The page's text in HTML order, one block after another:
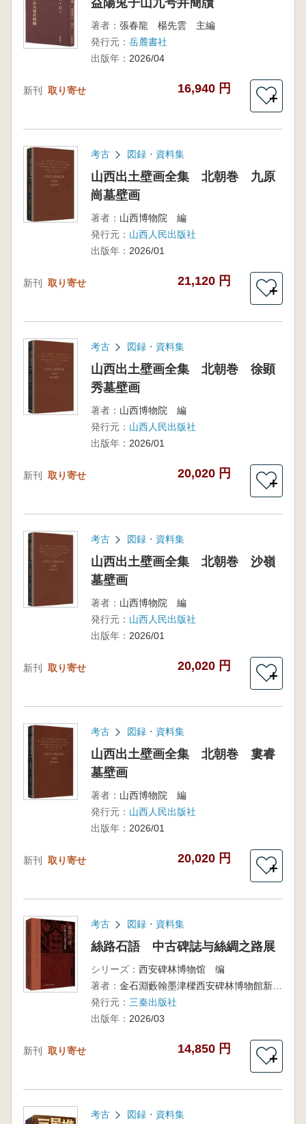
益陽兎子山九号井簡牘
著者： 張春龍 楊先雲 主編
発行元： 岳麓書社
出版年： 2026/04
新刊 取り寄せ 16,940 円
＋
考古 図録・資料集
山西出土壁画全集 北朝巻 九原
崗墓壁画
著者： 山西博物院 編
発行元： 山西人民出版社
出版年： 2026/01
新刊 取り寄せ 21,120 円
＋
考古 図録・資料集
山西出土壁画全集 北朝巻 徐顕
秀墓壁画
著者： 山西博物院 編
発行元： 山西人民出版社
出版年： 2026/01
新刊 取り寄せ 20,020 円
＋
考古 図録・資料集
山西出土壁画全集 北朝巻 沙嶺
墓壁画
著者： 山西博物院 編
発行元： 山西人民出版社
出版年： 2026/01
新刊 取り寄せ 20,020 円
＋
考古 図録・資料集
山西出土壁画全集 北朝巻 婁睿
墓壁画
著者： 山西博物院 編
発行元： 山西人民出版社
出版年： 2026/01
新刊 取り寄せ 20,020 円
＋
考古 図録・資料集
絲路石語 中古碑誌与絲綢之路展
シリーズ： 西安碑林博物馆 编
著者：
金石淵藪翰墨津樑西安碑林博物館新館基本陳列
発行元： 三秦出版社
出版年： 2026/03
新刊 取り寄せ 14,850 円
＋
考古 図録・資料集